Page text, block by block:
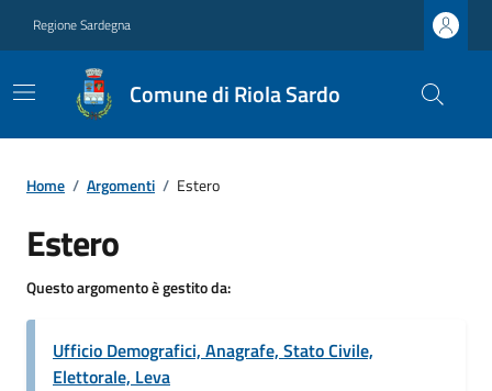
Regione Sardegna
Comune di Riola Sardo
Home / Argomenti / Estero
Estero
Questo argomento è gestito da:
Ufficio Demografici, Anagrafe, Stato Civile,
Elettorale, Leva